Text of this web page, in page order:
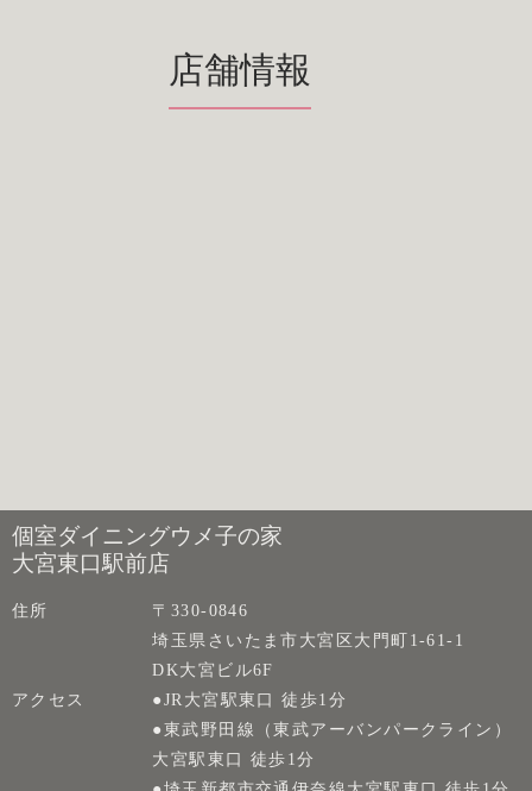
店舗情報
個室ダイニングウメ子の家
大宮東口駅前店
住所
〒330-0846
埼玉県さいたま市大宮区大門町1-61-1
DK大宮ビル6F
アクセス
●JR大宮駅東口 徒歩1分
●東武野田線（東武アーバンパークライン）
大宮駅東口 徒歩1分